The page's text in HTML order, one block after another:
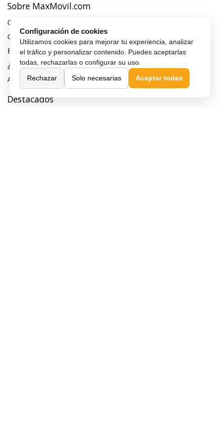
Sobre MaxMovil.com
Quiénes somos
Contacta con nosotros
Blog
¿Quieres ser distribuidor?
Afiliación y publicidad
Destacados
Configuración de cookies
Utilizamos cookies para mejorar tu experiencia, analizar
el tráfico y personalizar contenido. Puedes aceptarlas
todas, rechazarlas o configurar su uso.
Rechazar
Solo necesarias Aceptar todas